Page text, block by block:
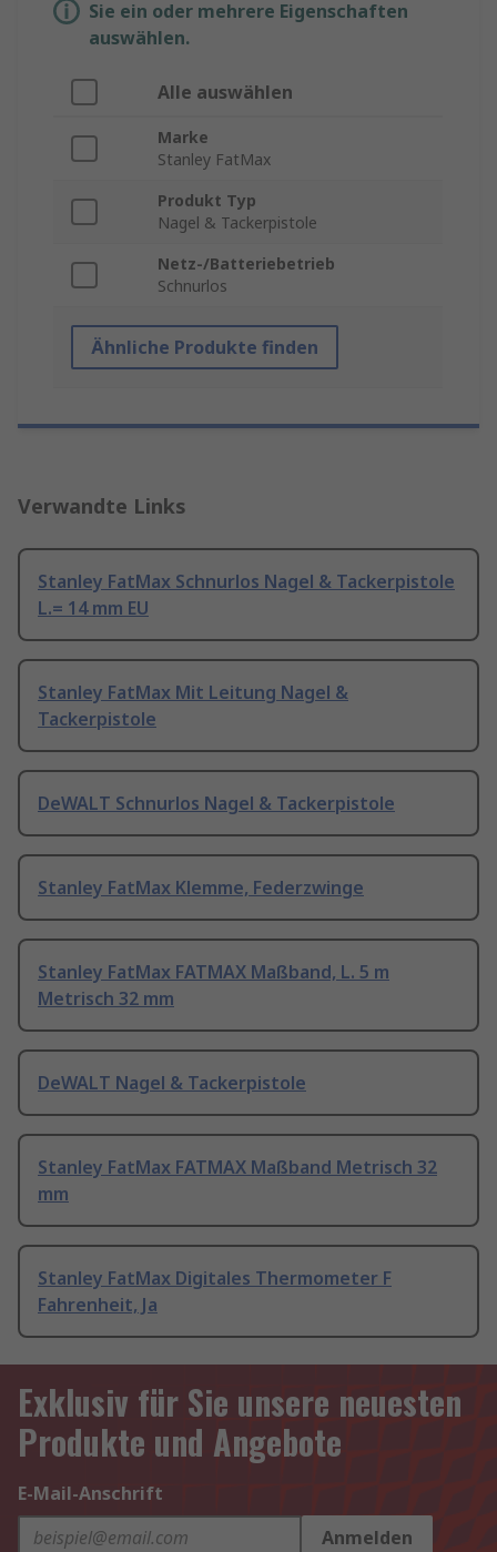
Sie ein oder mehrere Eigenschaften
auswählen.
Alle auswählen
Marke
Stanley FatMax
Produkt Typ
Nagel & Tackerpistole
Netz-/Batteriebetrieb
Schnurlos
Ähnliche Produkte finden
Verwandte Links
Stanley FatMax Schnurlos Nagel & Tackerpistole
L.= 14 mm EU
Stanley FatMax Mit Leitung Nagel &
Tackerpistole
DeWALT Schnurlos Nagel & Tackerpistole
Stanley FatMax Klemme, Federzwinge
Stanley FatMax FATMAX Maßband, L. 5 m
Metrisch 32 mm
DeWALT Nagel & Tackerpistole
Stanley FatMax FATMAX Maßband Metrisch 32
mm
Stanley FatMax Digitales Thermometer F
Fahrenheit, Ja
Exklusiv für Sie unsere neuesten
Produkte und Angebote
E-Mail-Anschrift
Anmelden